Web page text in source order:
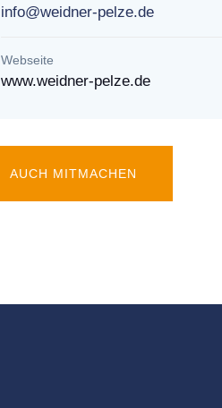
info@weidner-pelze.de
Webseite
www.weidner-pelze.de
AUCH MITMACHEN